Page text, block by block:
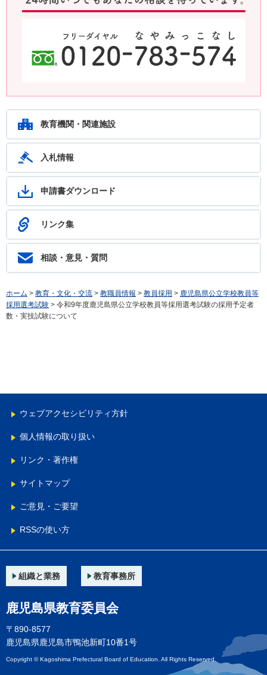
鹿児島教育ホットライン24 24時間いつでもあなたの相談を待ってい
ます。フリーダイヤル：0120-783-574
教育機関・関連施設
入札情報
申請書ダウンロード
リンク集
相談・意見・質問
ホーム > 教育・文化・交流 > 教職員情報 > 教員採用 > 鹿児島県公立学校教員等
採用選考試験 > 令和9年度鹿児島県公立学校教員等採用選考試験の採用予定者
数・実技試験について
ウェブアクセシビリティ方針
個人情報の取り扱い
リンク・著作権
サイトマップ
ご意見・ご要望
RSSの使い方
組織と業務 教育事務所
鹿児島県教育委員会
〒890-8577
鹿児島県鹿児島市鴨池新町10番1号
Copyright © Kagoshima Prefectural Board of Education. All Rights Reserved.